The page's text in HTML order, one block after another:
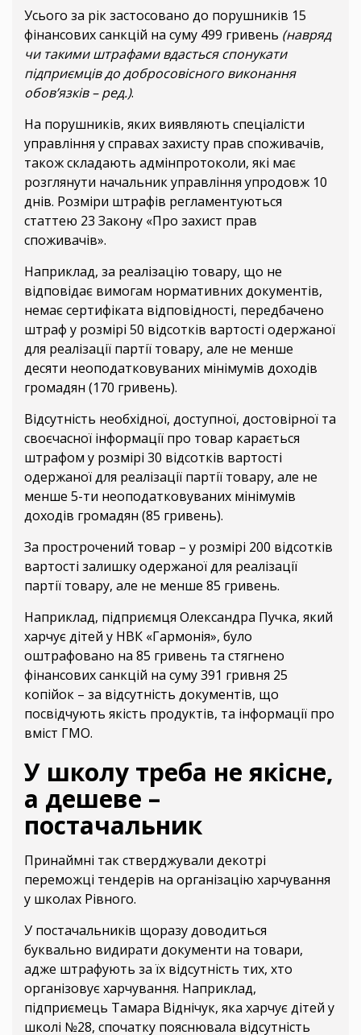
Усього за рік застосовано до порушників 15
фінансових санкцій на суму 499 гривень (навряд
чи такими штрафами вдасться спонукати
підприємців до добросовісного виконання
обов’язків – ред.).
На порушників, яких виявляють спеціалісти
управління у справах захисту прав споживачів,
також складають адмінпротоколи, які має
розглянути начальник управління упродовж 10
днів. Розміри штрафів регламентуються
статтею 23 Закону «Про захист прав
споживачів».
Наприклад, за реалізацію товару, що не
відповідає вимогам нормативних документів,
немає сертифіката відповідності, передбачено
штраф у розмірі 50 відсотків вартості одержаної
для реалізації партії товару, але не менше
десяти неоподатковуваних мінімумів доходів
громадян (170 гривень).
Відсутність необхідної, доступної, достовірної та
своєчасної інформації про товар карається
штрафом у розмірі 30 відсотків вартості
одержаної для реалізації партії товару, але не
менше 5-ти неоподатковуваних мінімумів
доходів громадян (85 гривень).
За прострочений товар – у розмірі 200 відсотків
вартості залишку одержаної для реалізації
партії товару, але не менше 85 гривень.
Наприклад, підприємця Олександра Пучка, який
харчує дітей у НВК «Гармонія», було
оштрафовано на 85 гривень та стягнено
фінансових санкцій на суму 391 гривня 25
копійок – за відсутність документів, що
посвідчують якість продуктів, та інформації про
вміст ГМО.
У школу треба не якісне,
а дешеве –
постачальник
Принаймні так стверджували декотрі
переможці тендерів на організацію харчування
у школах Рівного.
У постачальників щоразу доводиться
буквально видирати документи на товари,
адже штрафують за їх відсутність тих, хто
організовує харчування. Наприклад,
підприємець Тамара Віднічук, яка харчує дітей у
школі №28, спочатку пояснювала відсутність